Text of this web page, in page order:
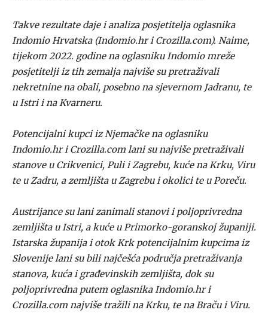
Takve rezultate daje i analiza posjetitelja oglasnika
Indomio Hrvatska (Indomio.hr i Crozilla.com). Naime,
tijekom 2022. godine na oglasniku Indomio mreže
posjetitelji iz tih zemalja najviše su pretraživali
nekretnine na obali, posebno na sjevernom Jadranu, te
u Istri i na Kvarneru.
Potencijalni kupci iz Njemačke na oglasniku
Indomio.hr i Crozilla.com lani su najviše pretraživali
stanove u Crikvenici, Puli i Zagrebu, kuće na Krku, Viru
te u Zadru, a zemljišta u Zagrebu i okolici te u Poreču.
Austrijance su lani zanimali stanovi i poljoprivredna
zemljišta u Istri, a kuće u Primorko-goranskoj županiji.
Istarska županija i otok Krk potencijalnim kupcima iz
Slovenije lani su bili najčešća područja pretraživanja
stanova, kuća i građevinskih zemljišta, dok su
poljoprivredna putem oglasnika Indomio.hr i
Crozilla.com najviše tražili na Krku, te na Braču i Viru.